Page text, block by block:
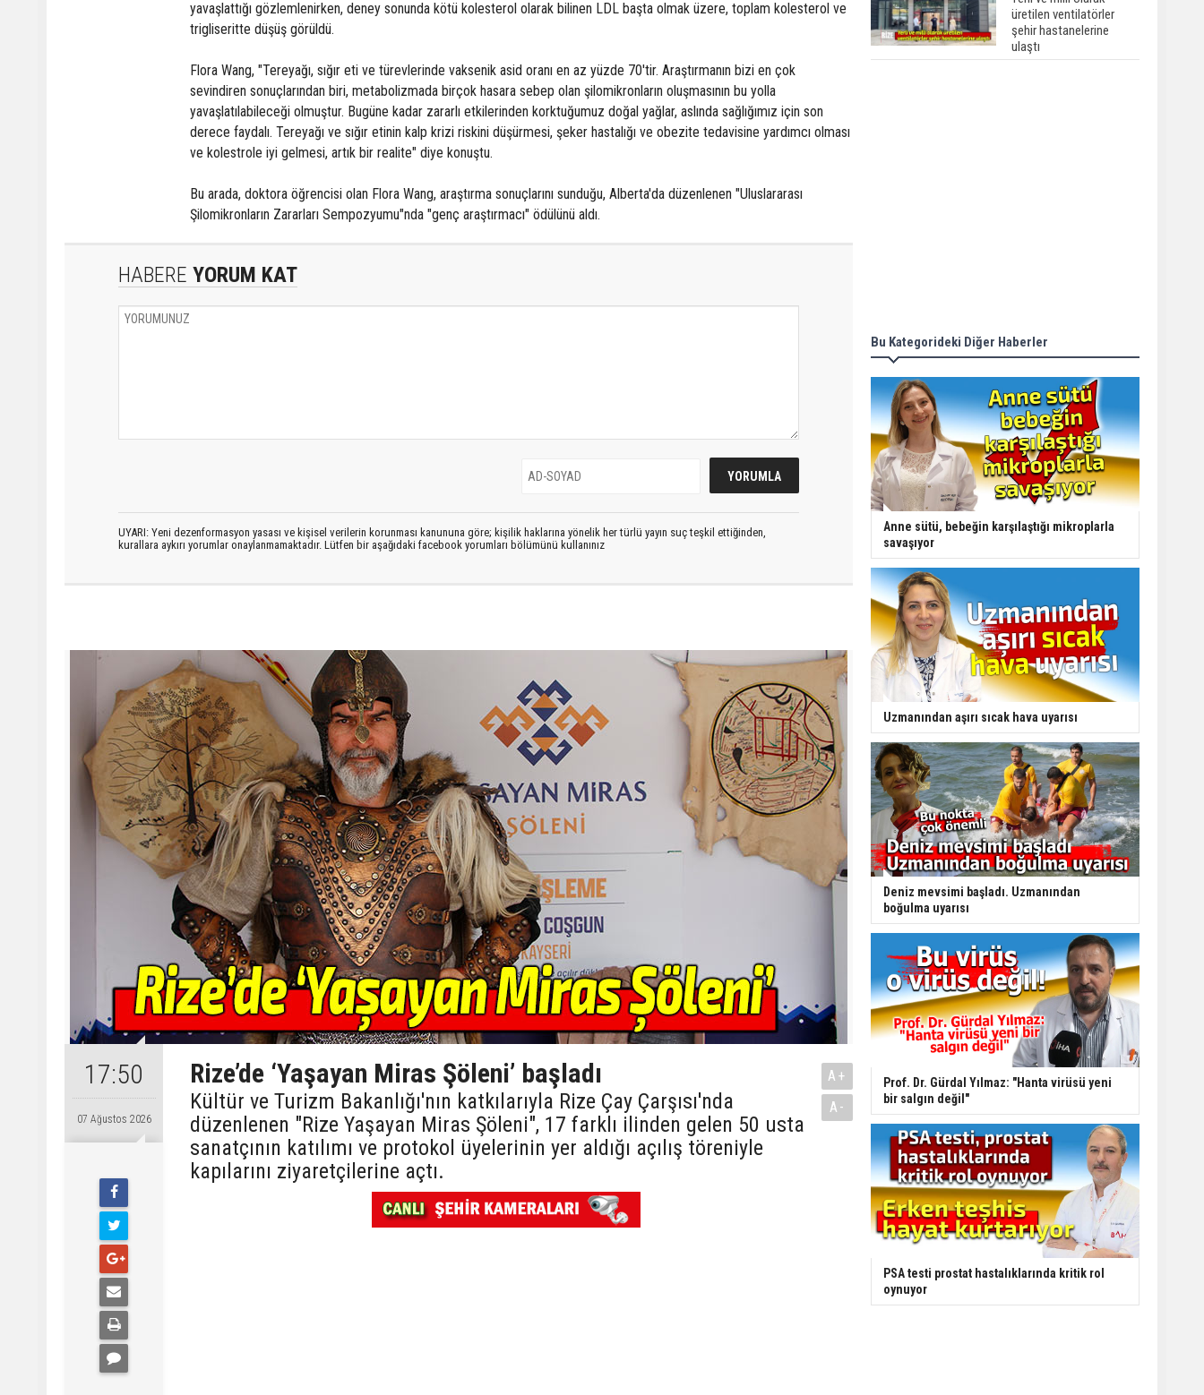
yavaşlattığı gözlemlenirken, deney sonunda kötü kolesterol olarak bilinen LDL başta olmak üzere, toplam kolesterol ve
trigliseritte düşüş görüldü.
Flora Wang, "Tereyağı, sığır eti ve türevlerinde vaksenik asid oranı en az yüzde 70'tir. Araştırmanın bizi en çok
sevindiren sonuçlarından biri, metabolizmada birçok hasara sebep olan şilomikronların oluşmasının bu yolla
yavaşlatılabileceği olmuştur. Bugüne kadar zararlı etkilerinden korktuğumuz doğal yağlar, aslında sağlığımız için son
derece faydalı. Tereyağı ve sığır etinin kalp krizi riskini düşürmesi, şeker hastalığı ve obezite tedavisine yardımcı olması
ve kolestrole iyi gelmesi, artık bir realite" diye konuştu.
Bu arada, doktora öğrencisi olan Flora Wang, araştırma sonuçlarını sunduğu, Alberta'da düzenlenen "Uluslararası
Şilomikronların Zararları Sempozyumu"nda "genç araştırmacı" ödülünü aldı.
HABERE YORUM KAT
UYARI: Yeni dezenformasyon yasası ve kişisel verilerin korunması kanununa göre; kişilik haklarına yönelik her türlü yayın suç teşkil ettiğinden,
kurallara aykırı yorumlar onaylanmamaktadır. Lütfen bir aşağıdaki facebook yorumları bölümünü kullanınız
17:50
07 Ağustos 2026
Rize’de ‘Yaşayan Miras Şöleni’ başladı
Kültür ve Turizm Bakanlığı'nın katkılarıyla Rize Çay Çarşısı'nda
düzenlenen "Rize Yaşayan Miras Şöleni", 17 farklı ilinden gelen 50 usta
sanatçının katılımı ve protokol üyelerinin yer aldığı açılış töreniyle
kapılarını ziyaretçilerine açtı.
A+
A-
üretilen ventilatörler
şehir hastanelerine
ulaştı
Bu Kategorideki Diğer Haberler
Anne sütü, bebeğin karşılaştığı mikroplarla
savaşıyor
Uzmanından aşırı sıcak hava uyarısı
Deniz mevsimi başladı. Uzmanından
boğulma uyarısı
Prof. Dr. Gürdal Yılmaz: "Hanta virüsü yeni
bir salgın değil"
PSA testi prostat hastalıklarında kritik rol
oynuyor